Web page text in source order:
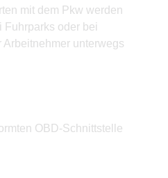
mit dem Pkw werden
oder bei
unterwegs
OBD-Schnittstelle